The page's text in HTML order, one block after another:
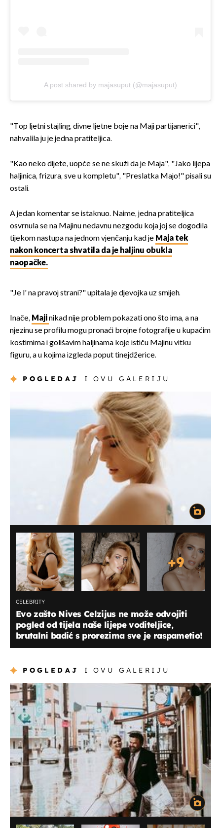
A post shared by majasuput (@majasuput)
"Top ljetni stajling, divne ljetne boje na Maji partijanerici",
nahvalila ju je jedna pratiteljica.
"Kao neko dijete, uopće se ne skuži da je Maja", "Jako lijepa
haljinica, frizura, sve u kompletu", "Preslatka Majo!" pisali su
ostali.
A jedan komentar se istaknuo. Naime, jedna pratiteljica
osvrnula se na Majinu nedavnu nezgodu koja joj se dogodila
tijekom nastupa na jednom vjenčanju kad je Maja tek
nakon koncerta shvatila da je haljinu obukla
naopačke.
"Je l' na pravoj strani?" upitala je djevojka uz smijeh.
Inače, Majinikad nije problem pokazati ono što ima, a na
njezinu se profilu mogu pronaći brojne fotografije u kupaćim
kostimima i golišavim haljinama koje ističu Majinu vitku
figuru, a u kojima izgleda poput tinejdžerice.
POGLEDAJ I OVU GALERIJU
+9
CELEBRITY
Evo zašto Nives Celzijus ne može odvojiti
pogled od tijela naše lijepe voditeljice,
brutalni badić s prorezima sve je raspametio!
POGLEDAJ I OVU GALERIJU